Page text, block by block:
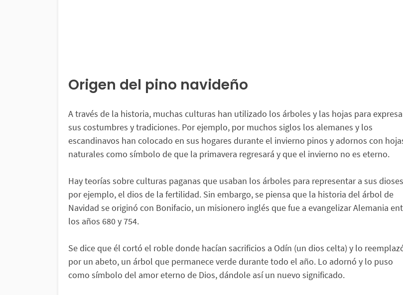
Origen del pino navideño
A través de la historia, muchas culturas han utilizado los árboles y las hojas para
sus costumbres y tradiciones. Por ejemplo, por muchos siglos los alemanes y los
escandinavos han colocado en sus hogares durante el invierno pinos y adornos con
naturales como símbolo de que la primavera regresará y que el invierno no es eterno.
Hay teorías sobre culturas paganas que usaban los árboles para representar a sus
por ejemplo, el dios de la fertilidad. Sin embargo, se piensa que la historia del árbol de
Navidad se originó con Bonifacio, un misionero inglés que fue a evangelizar Alemania
los años 680 y 754.
Se dice que él cortó el roble donde hacían sacrificios a Odín (un dios celta) y lo
por un abeto, un árbol que permanece verde durante todo el año. Lo adornó y lo puso
como símbolo del amor eterno de Dios, dándole así un nuevo significado.